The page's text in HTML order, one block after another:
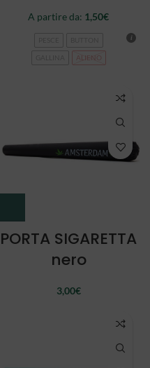
A partire da: 1,50€
ALIENO
PORTA SIGARETTA
nero
3,00€